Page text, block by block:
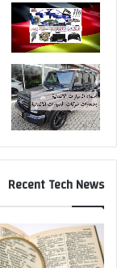
Recent Tech News